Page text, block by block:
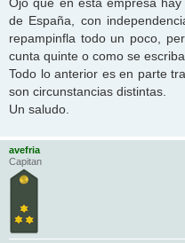
de España, con
repampinfla todo un poco,
cunta quinte o como se
Todo lo anterior es en parte
son circunstancias distintas.
Un saludo.
avefria
Capitan